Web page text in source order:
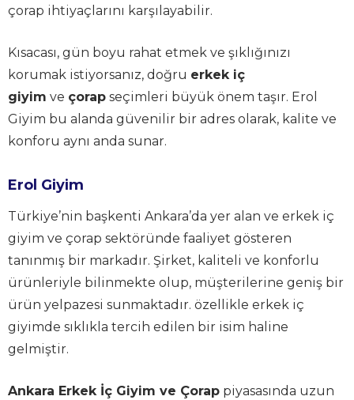
çorap ihtiyaçlarını karşılayabilir.
Kısacası, gün boyu rahat etmek ve şıklığınızı
korumak istiyorsanız, doğru erkek iç
giyim ve çorap seçimleri büyük önem taşır. Erol
Giyim bu alanda güvenilir bir adres olarak, kalite ve
konforu aynı anda sunar.
Erol Giyim
Türkiye’nin başkenti Ankara’da yer alan ve erkek iç
giyim ve çorap sektöründe faaliyet gösteren
tanınmış bir markadır. Şirket, kaliteli ve konforlu
ürünleriyle bilinmekte olup, müşterilerine geniş bir
ürün yelpazesi sunmaktadır. özellikle erkek iç
giyimde sıklıkla tercih edilen bir isim haline
gelmiştir.
Ankara Erkek İç Giyim ve Çorap piyasasında uzun